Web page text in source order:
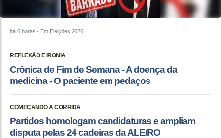
há 6 horas - Em Eleições 2026
REFLEXÃO E IRONIA
Crônica de Fim de Semana - A doença da
medicina - O paciente em pedaços
COMEÇANDO A CORRIDA
Partidos homologam candidaturas e ampliam
disputa pelas 24 cadeiras da ALE/RO